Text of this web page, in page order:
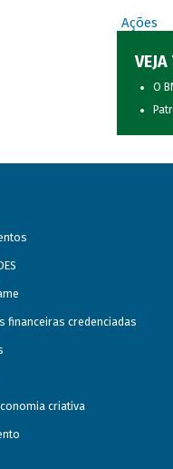
Ações
O
financeiras credenciadas
criativa